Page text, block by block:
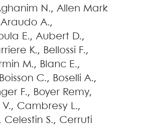
N.,Allen Mark
Araudo A.,
E.,Aubert D.,
K., Bellossi F.,
M., Blanc E.,
Boisson C., Boselli A.,
F., Boyer Remy,
V., Cambresy L.,
Celestin S., Cerruti